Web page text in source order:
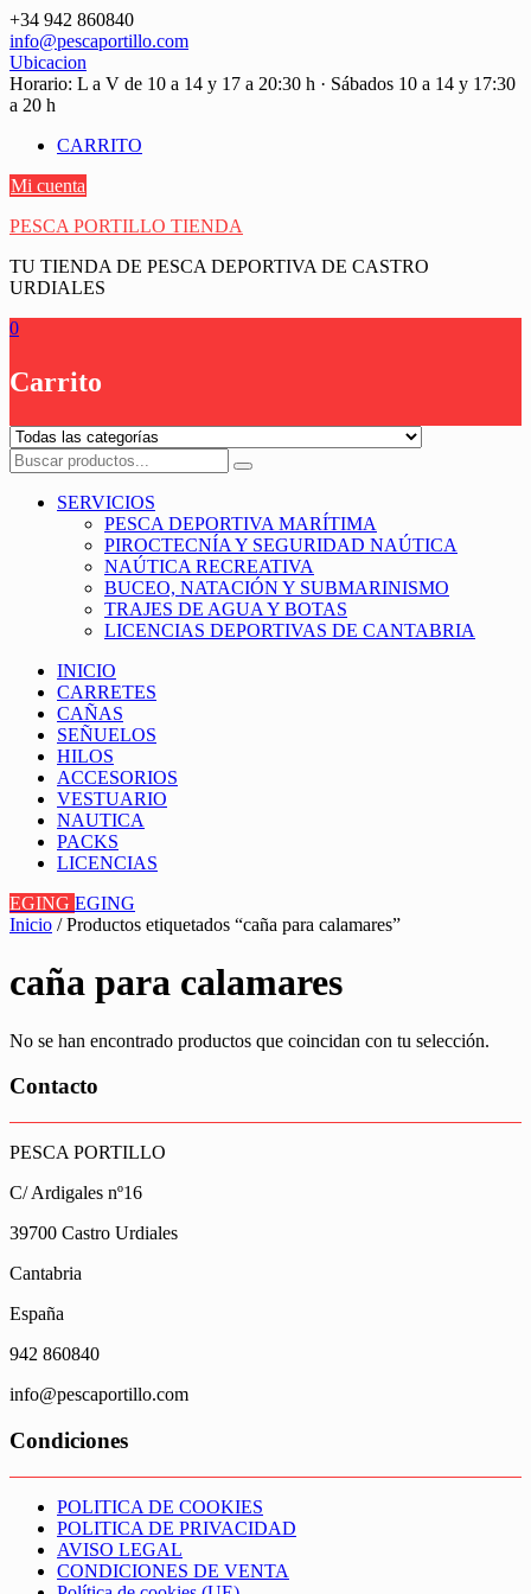
Saltar
contenido
+34 942 860840
info@pescaportillo.com
Ubicacion
Horario: L a V de 10 a 14 y 17 a 20:30 h · Sábados 10 a 14 y 17:30
a 20 h
CARRITO
Mi cuenta
PESCA PORTILLO TIENDA
TU TIENDA DE PESCA DEPORTIVA DE CASTRO
URDIALES
0
Carrito
SERVICIOS
PESCA DEPORTIVA MARÍTIMA
PIROCTECNÍA Y SEGURIDAD NAÚTICA
NAÚTICA RECREATIVA
BUCEO, NATACIÓN Y SUBMARINISMO
TRAJES DE AGUA Y BOTAS
LICENCIAS DEPORTIVAS DE CANTABRIA
INICIO
CARRETES
CAÑAS
SEÑUELOS
HILOS
ACCESORIOS
VESTUARIO
NAUTICA
PACKS
LICENCIAS
EGING EGING
Inicio / Productos etiquetados “caña para calamares”
caña para calamares
No se han encontrado productos que coincidan con tu selección.
Contacto
PESCA PORTILLO
C/ Ardigales nº16
39700 Castro Urdiales
Cantabria
España
942 860840
info@pescaportillo.com
Condiciones
POLITICA DE COOKIES
POLITICA DE PRIVACIDAD
AVISO LEGAL
CONDICIONES DE VENTA